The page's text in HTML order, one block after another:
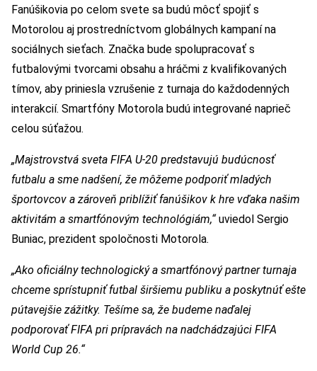
Fanúšikovia po celom svete sa budú môcť spojiť s
Motorolou aj prostredníctvom globálnych kampaní na
sociálnych sieťach. Značka bude spolupracovať s
futbalovými tvorcami obsahu a hráčmi z kvalifikovaných
tímov, aby priniesla vzrušenie z turnaja do každodenných
interakcií. Smartfóny Motorola budú integrované naprieč
celou súťažou.
„Majstrovstvá sveta FIFA U-20 predstavujú budúcnosť
futbalu a sme nadšení, že môžeme podporiť mladých
športovcov a zároveň priblížiť fanúšikov k hre vďaka našim
aktivitám a smartfónovým technológiám,“ uviedol Sergio
Buniac, prezident spoločnosti Motorola.
„Ako oficiálny technologický a smartfónový partner turnaja
chceme sprístupniť futbal širšiemu publiku a poskytnúť ešte
pútavejšie zážitky. Tešíme sa, že budeme naďalej
podporovať FIFA pri prípravách na nadchádzajúci FIFA
World Cup 26.“